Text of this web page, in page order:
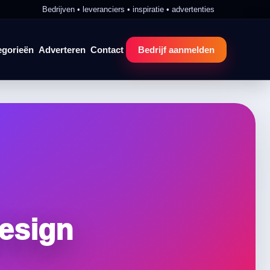
Bedrijven • leveranciers • inspiratie • advertenties
Adverteren Contact Bedrijf aanmelden